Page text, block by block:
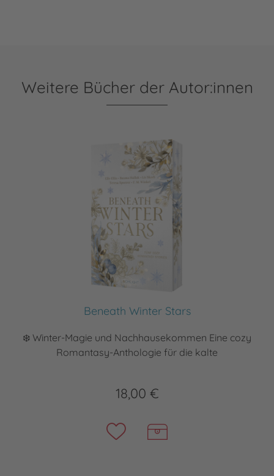
Weitere Bücher der Autor:innen
Beneath Winter Stars
❄️ Winter-Magie und Nachhausekommen Eine cozy
Romantasy-Anthologie für die kalte
18,00 €